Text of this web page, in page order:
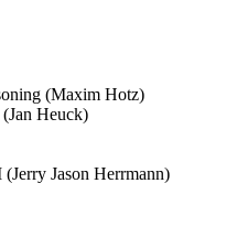
(Maxim Hotz)
Heuck)
Jason Herrmann)